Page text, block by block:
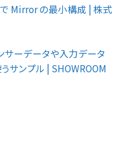
Mirror の最小構成 | 株式
ーデータや入力データ
サンプル | SHOWROOM